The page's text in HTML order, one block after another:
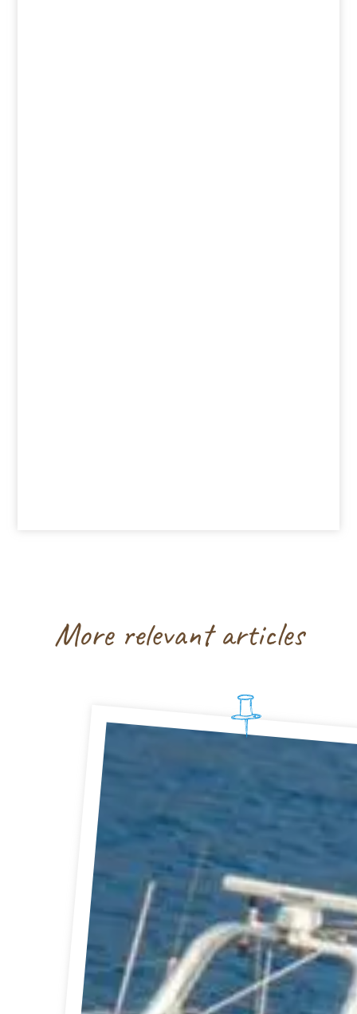
More relevant articles